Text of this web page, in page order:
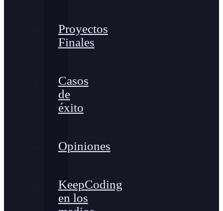
Proyectos
Finales
Casos
de
éxito
Opiniones
KeepCoding
en los